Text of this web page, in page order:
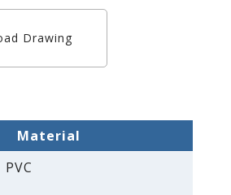
Drawing
Material
PVC